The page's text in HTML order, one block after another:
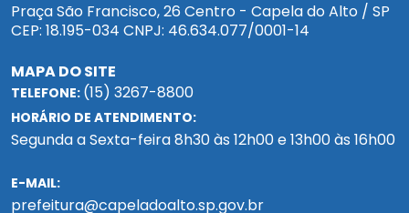
Praça São Francisco, 26 Centro - Capela do Alto / SP
CEP: 18.195-034 CNPJ: 46.634.077/0001-14
MAPA DO SITE
TELEFONE: (15) 3267-8800
HORÁRIO DE ATENDIMENTO:
Segunda a Sexta-feira 8h30 às 12h00 e 13h00 às 16h00
E-MAIL:
prefeitura@capeladoalto.sp.gov.br